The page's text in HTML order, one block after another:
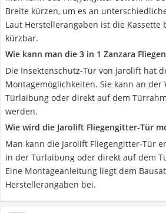
Breite kürzen, um es an
Laut Herstellerangaben ist die Kassette
kürzbar.
Wie kann man die 3 in 1 Zanzara
Die Insektenschutz-Tür von jarolift hat
Montagemöglichkeiten. Sie kann an der
Türlaibung oder direkt auf dem
werden.
Wie wird die Jarolift Fliegengitter-Tür
Man kann die Jarolift Fliegengitter-Tür
in der Türlaibung oder direkt auf dem
Eine Montageanleitung liegt dem
Herstellerangaben bei.